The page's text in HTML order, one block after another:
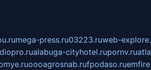
mega-press.ru03223.ruweb-
alabuga-cityhotel.rupornv.ru
oooagrosnab.rufpodaso.ru